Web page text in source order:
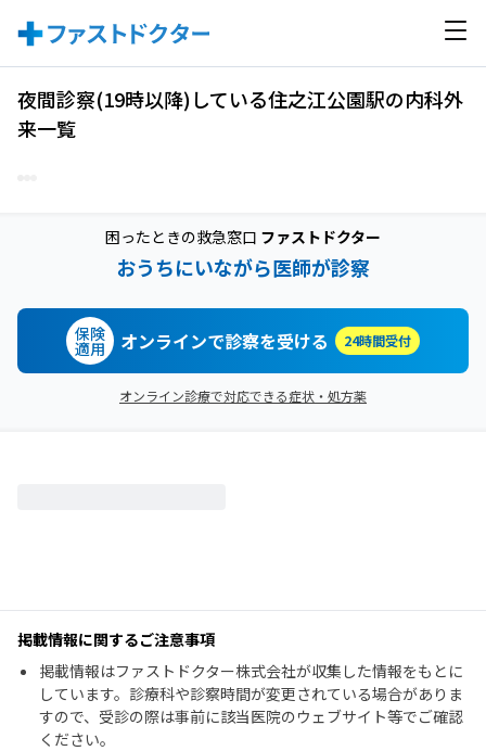
夜間診察(19時以降)している住之江公園駅の内科外
来一覧
困ったときの救急窓口 ファストドクター
おうちにいながら医師が診察
保険
適用 オンラインで診察を受ける 24時間受付
オンライン診療で対応できる症状・処方薬
掲載情報に関するご注意事項
掲載情報はファストドクター株式会社が収集した情報をもとに
しています。診療科や診察時間が変更されている場合がありま
すので、受診の際は事前に該当医院のウェブサイト等でご確認
ください。